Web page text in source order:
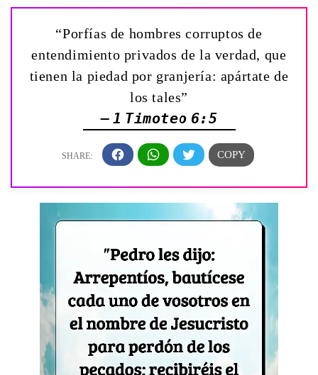
“Porfías de hombres corruptos de
entendimiento privados de la verdad, que
tienen la piedad por granjería: apártate de
los tales”
— 1 Timoteo 6:5